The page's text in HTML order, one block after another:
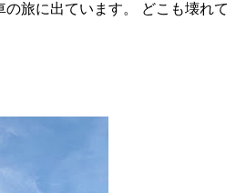
の旅に出ています。 どこも壊れて